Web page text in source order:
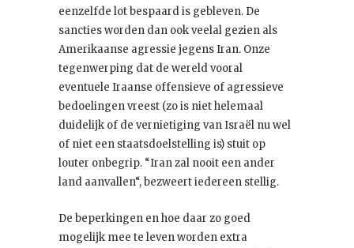
eenzelfde lot bespaard is gebleven. De
sancties worden dan ook veelal gezien als
Amerikaanse agressie jegens Iran. Onze
tegenwerping dat de wereld vooral
eventuele Iraanse offensieve of agressieve
bedoelingen vreest (zo is niet helemaal
duidelijk of de vernietiging van Israël nu wel
of niet een staatsdoelstelling is) stuit op
louter onbegrip. “Iran zal nooit een ander
land aanvallen“, bezweert iedereen stellig.
De beperkingen en hoe daar zo goed
mogelijk mee te leven worden extra